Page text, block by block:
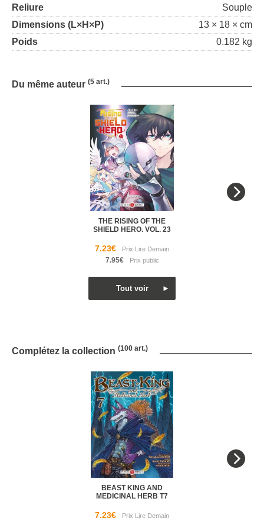
Reliure
Souple
Dimensions (L×H×P)
13 × 18 × cm
Poids
0.182 kg
Du même auteur (5 art.)
THE RISING OF THE
SHIELD HERO. VOL. 23
7.23€
7.95€
Complétez la collection (100 art.)
BEAST KING AND
MEDICINAL HERB T7
7.23€